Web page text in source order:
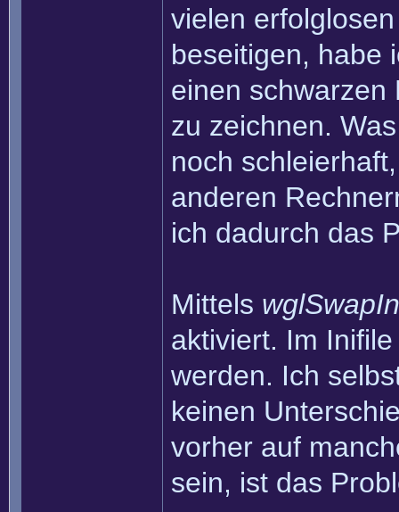
vielen
beseitigen, habe
einen schwarzen
zu zeichnen.
noch
anderen
ich dadurch das
Mittels
aktiviert. Im
werden. Ich
keinen
vorher auf
sein, ist das